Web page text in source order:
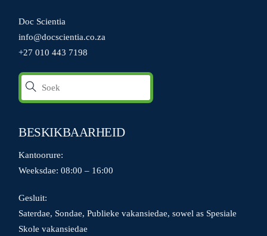
Doc Scientia
info@docscientia.co.za
+27 010 443 7198
BESKIKBAARHEID
Kantoorure:
Weeksdae: 08:00 – 16:00
Gesluit:
Saterdae, Sondae, Publieke vakansiedae, sowel as Spesiale
Skole vakansiedae